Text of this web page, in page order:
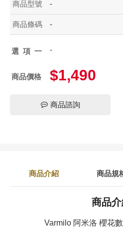
商品型號 -
商品條碼 -
選項一 -
商品價格 $1,490
商品諮詢
商品介紹 商品規
商品
Varmilo 阿米洛 櫻花